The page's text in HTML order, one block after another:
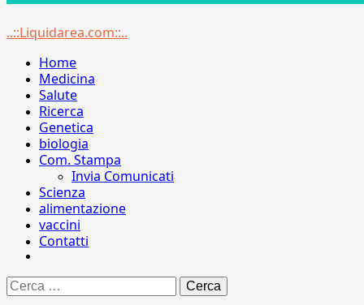
Menu
..::Liquidarea.com::..
Home
Medicina
Salute
Ricerca
Genetica
biologia
Com. Stampa
Invia Comunicati
Scienza
alimentazione
vaccini
Contatti
Ricerca
per: